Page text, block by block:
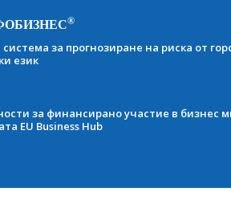
®
за прогнозиране на риска от
език
за финансирано участие в бизнес
EU Business Hub